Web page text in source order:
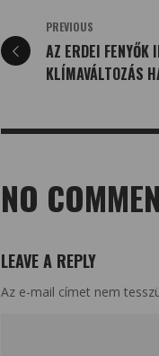
PREVIOUS
AZ ERDEI
KLÍMAVÁLTOZÁS
NO
LEAVE A REPLY
Az e-mail címet nem